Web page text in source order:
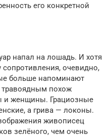
его конкретной
напал на лошадь. И хотя
очевидно,
больше напоминают
похож
и женщины. Грациозные
а грива — локоны.
живописец
зелёного, чем очень